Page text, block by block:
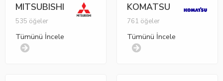
MITSUBISHI
535 öğeler
Tümünü İncele
KOMATSU
761 öğeler
Tümünü İncele